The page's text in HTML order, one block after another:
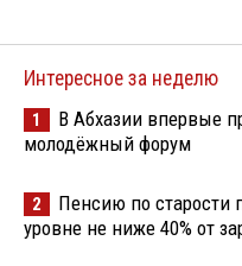
Интересное за неделю
1
В Абхазии впервые
молодёжный форум
2
Пенсию по старости
уровне не ниже 40% от